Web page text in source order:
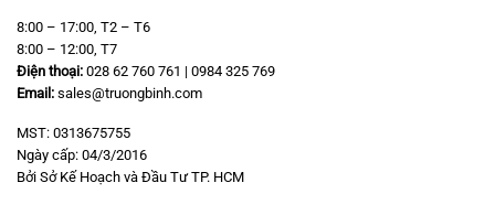
8:00 – 17:00, T2 – T6
8:00 – 12:00, T7
Điện thoại: 028 62 760 761 | 0984 325 769
Email: sales@truongbinh.com
MST: 0313675755
Ngày cấp: 04/3/2016
Bởi Sở Kế Hoạch và Đầu Tư TP. HCM